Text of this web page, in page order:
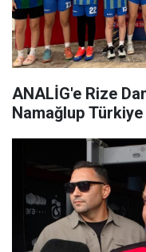
ANALİG'e Rize
Namağlup